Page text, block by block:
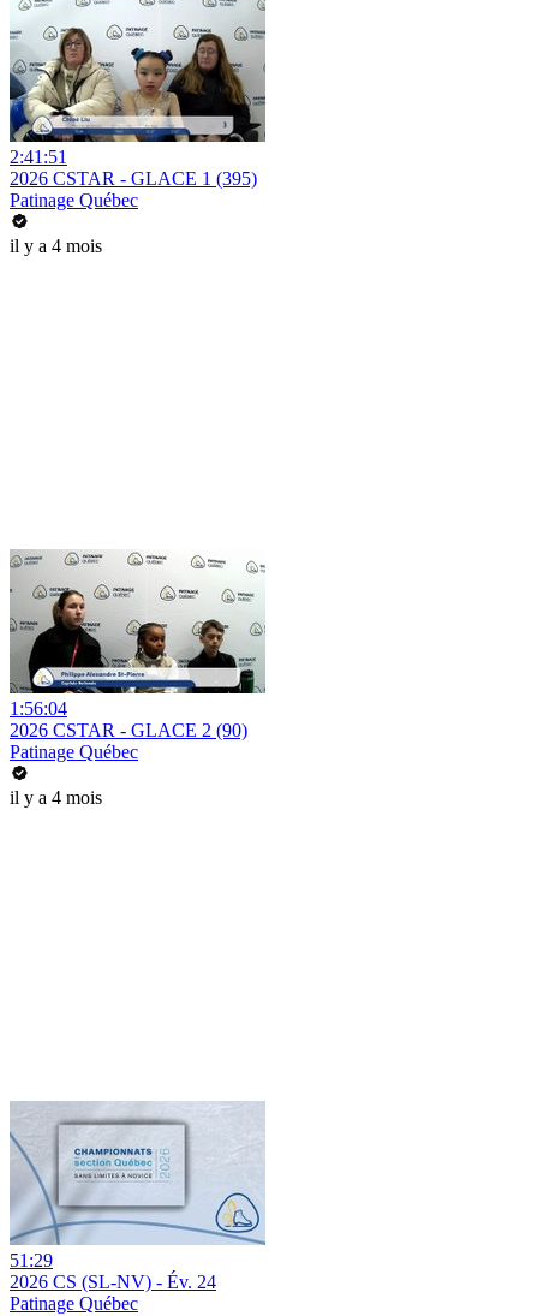
2:41:51
2026 CSTAR - GLACE 1 (395)
Patinage Québec
il y a 4 mois
1:56:04
2026 CSTAR - GLACE 2 (90)
Patinage Québec
il y a 4 mois
51:29
2026 CS (SL-NV) - Év. 24
Patinage Québec